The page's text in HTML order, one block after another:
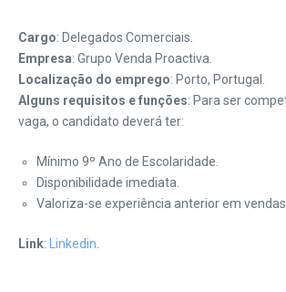
Cargo: Delegados Comerciais.
Empresa: Grupo Venda Proactiva.
Localização do emprego: Porto, Portugal.
Alguns requisitos e funções: Para ser
vaga, o candidato deverá ter:
Mínimo 9º Ano de Escolaridade.
Disponibilidade imediata.
Valoriza-se experiência anterior em vendas.
Link: Linkedin